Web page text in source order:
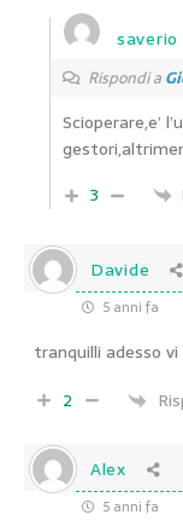
saverio
Rispondi a
Scioperare,e’
3
Davide
5 anni fa
tranquilli adesso
2
Alex
5 anni fa